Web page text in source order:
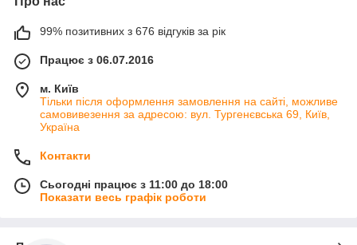
99% позитивних з 676 відгуків за рік
Працює з 06.07.2016
м. Київ
Тільки після оформлення замовлення на сайті, можливе
самовивезення за адресою: вул. Тургенєвська 69, Київ,
Україна
Контакти
Сьогодні працює з 11:00 до 18:00
Показати весь графік роботи